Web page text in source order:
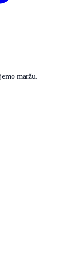
maržu.